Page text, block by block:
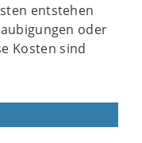
entstehen
oder
Kosten sind